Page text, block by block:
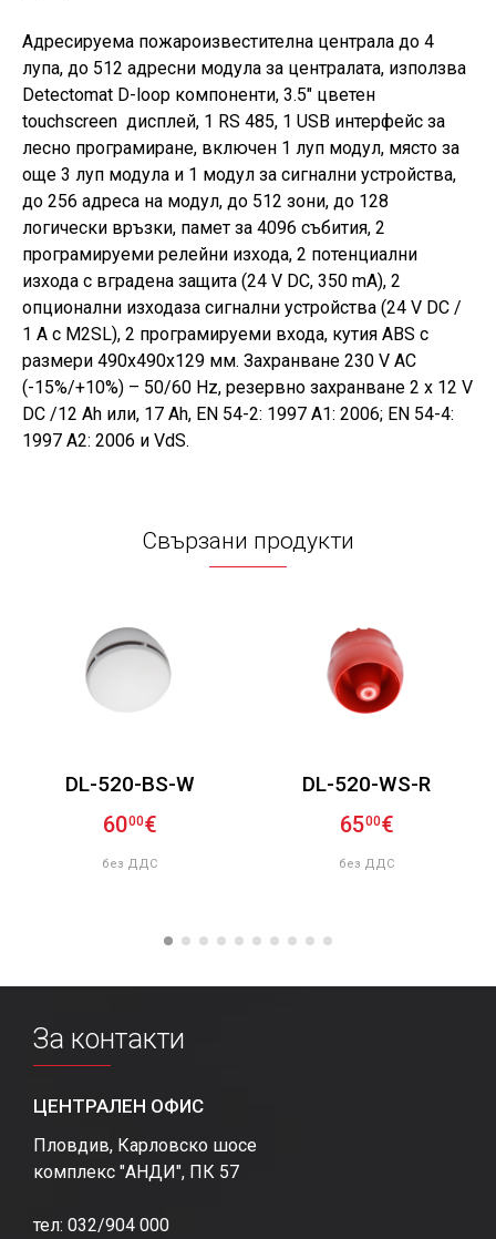
Адресируема пожароизвестителна централа до 4
лупа, до 512 адресни модула за централата, използва
Detectomat D-loop компоненти, 3.5" цветен
touchscreen дисплей, 1 RS 485, 1 USB интерфейс за
лесно програмиране, включен 1 луп модул, място за
още 3 луп модула и 1 модул за сигнални устройства,
до 256 адреса на модул, до 512 зони, до 128
логически връзки, памет за 4096 събития, 2
програмируеми релейни изхода, 2 потенциални
изхода с вградена защита (24 V DC, 350 mA), 2
опционални изходаза сигнални устройства (24 V DC /
1 A с M2SL), 2 програмируеми входа, кутия ABS с
размери 490x490x129 мм. Захранване 230 V AC
(-15%/+10%) – 50/60 Hz, резервно захранване 2 x 12 V
DC /12 Ah или, 17 Ah, EN 54-2: 1997 A1: 2006; EN 54-4:
1997 A2: 2006 и VdS.
Свързани продукти
DL-520-BS-W
6000€
без ДДС
DL-520-WS-R
6500€
без ДДС
За контакти
ЦЕНТРАЛЕН ОФИС
Пловдив, Карловско шосе
комплекс "АНДИ", ПК 57
тел: 032/904 000